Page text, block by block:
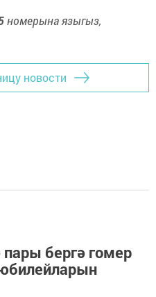
номерына языгыз,
новости
бергә гомер